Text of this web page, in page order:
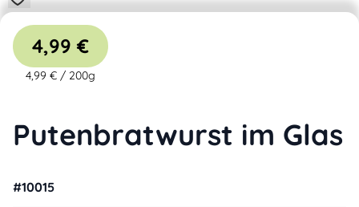
Putenbratwurst im Glas
#10015
4,99 €
4,99 € / 200g